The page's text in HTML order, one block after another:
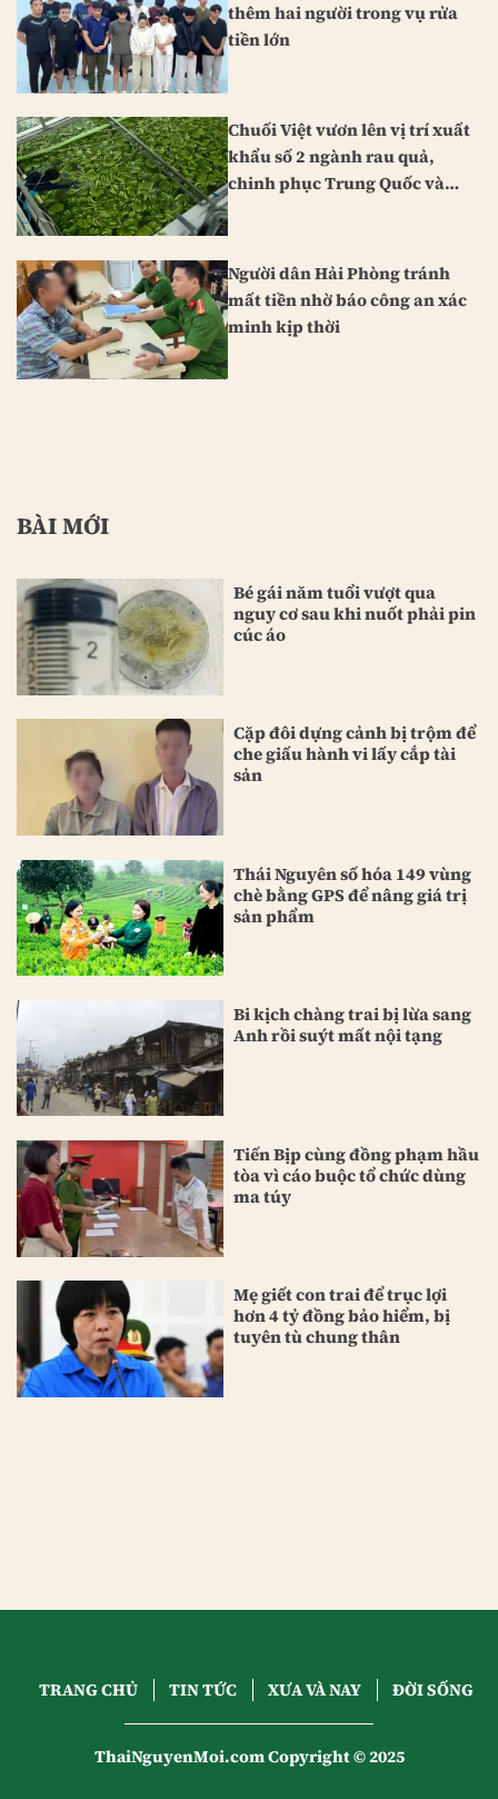
thêm hai người trong vụ rửa
tiền lớn
Chuối Việt vươn lên vị trí xuất
khẩu số 2 ngành rau quả,
chinh phục Trung Quốc và
Người dân Hải Phòng tránh
mất tiền nhờ báo công an xác
minh kịp thời
BÀI MỚI
Bé gái năm tuổi vượt qua
nguy cơ sau khi nuốt phải pin
cúc áo
Cặp đôi dựng cảnh bị trộm để
che giấu hành vi lấy cắp tài
sản
Thái Nguyên số hóa 149 vùng
chè bằng GPS để nâng giá trị
sản phẩm
Bi kịch chàng trai bị lừa sang
Anh rồi suýt mất nội tạng
Tiến Bịp cùng đồng phạm hầu
tòa vì cáo buộc tổ chức dùng
ma túy
Mẹ giết con trai để trục lợi
hơn 4 tỷ đồng bảo hiểm, bị
tuyên tù chung thân
TRANG CHỦ TIN TỨC XƯA VÀ NAY ĐỜI SỐNG
ThaiNguyenMoi.com Copyright © 2025